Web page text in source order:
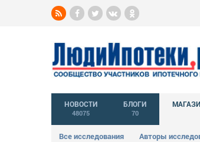
НОВОСТИ
48075
БЛОГИ
70
Все исследования Авторы